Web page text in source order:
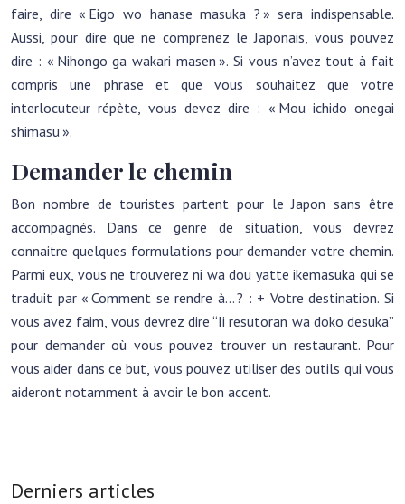
faire, dire « Eigo wo hanase masuka ? » sera indispensable.
Aussi, pour dire que ne comprenez le Japonais, vous pouvez
dire : « Nihongo ga wakari masen ». Si vous n’avez tout à fait
compris une phrase et que vous souhaitez que votre
interlocuteur répète, vous devez dire : « Mou ichido onegai
shimasu ».
Demander le chemin
Bon nombre de touristes partent pour le Japon sans être
accompagnés. Dans ce genre de situation, vous devrez
connaitre quelques formulations pour demander votre chemin.
Parmi eux, vous ne trouverez ni wa dou yatte ikemasuka qui se
traduit par « Comment se rendre à… ? : + Votre destination. Si
vous avez faim, vous devrez dire “Ii resutoran wa doko desuka”
pour demander où vous pouvez trouver un restaurant. Pour
vous aider dans ce but, vous pouvez utiliser des outils qui vous
aideront notamment à avoir le bon accent.
Derniers articles